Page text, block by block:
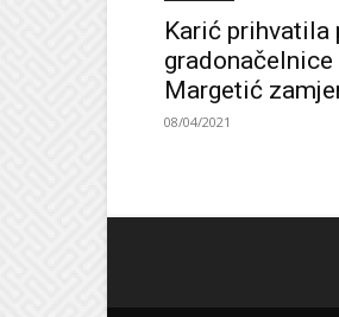
Karić prihvatila
gradonačelnice
Margetić
08/04/2021